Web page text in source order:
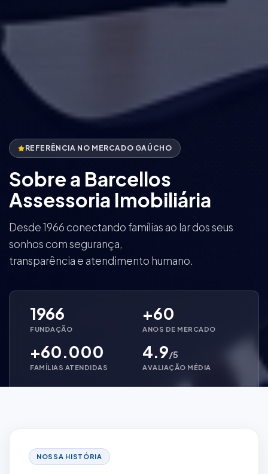
REFERÊNCIA NO MERCADO GAÚCHO
Sobre a Barcellos
Assessoria Imobiliária
Desde 1966 conectando famílias ao lar dos seus
sonhos com segurança,
transparência e atendimento humano.
1966
FUNDAÇÃO
+60
ANOS DE MERCADO
+60.000
FAMÍLIAS ATENDIDAS
4.9/5
AVALIAÇÃO MÉDIA
NOSSA HISTÓRIA